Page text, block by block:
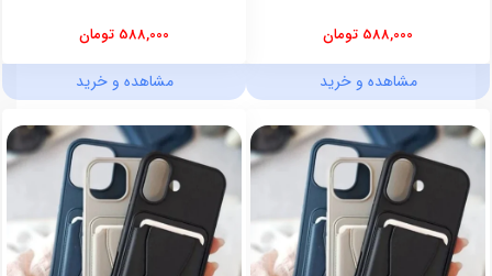
588,000 تومان
مشاهده و خرید
588,000 تومان
مشاهده و خرید